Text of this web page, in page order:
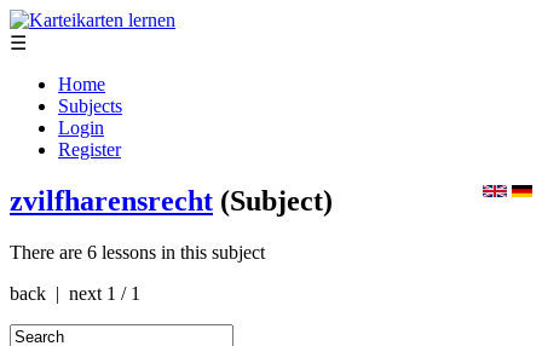
☰
Home
Subjects
Login
Register
zvilfharensrecht (Subject)
There are 6 lessons in this subject
back | next 1 / 1